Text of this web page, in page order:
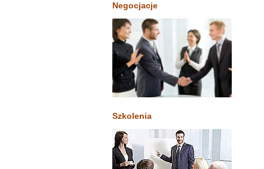
Negocjacje
Szkolenia